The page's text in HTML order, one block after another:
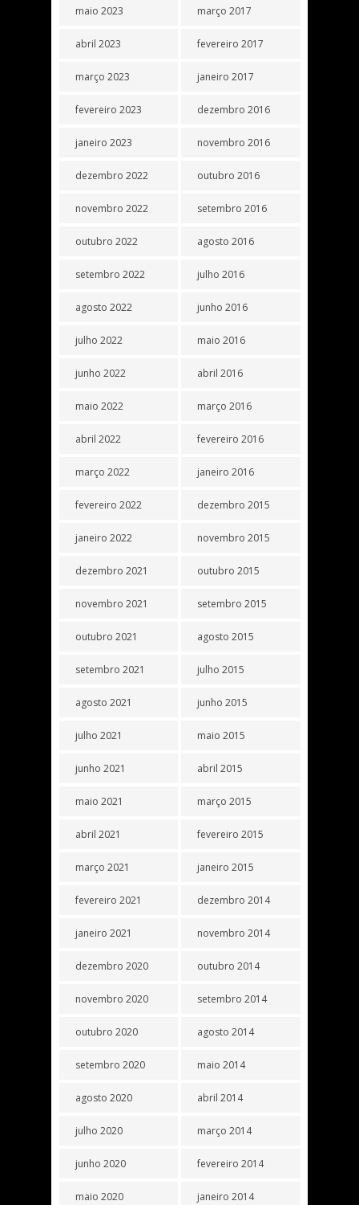
maio 2023
abril 2023
março 2023
fevereiro 2023
janeiro 2023
dezembro 2022
novembro 2022
outubro 2022
setembro 2022
agosto 2022
julho 2022
junho 2022
maio 2022
abril 2022
março 2022
fevereiro 2022
janeiro 2022
dezembro 2021
novembro 2021
outubro 2021
setembro 2021
agosto 2021
julho 2021
junho 2021
maio 2021
abril 2021
março 2021
fevereiro 2021
janeiro 2021
dezembro 2020
novembro 2020
outubro 2020
setembro 2020
agosto 2020
julho 2020
junho 2020
maio 2020
março 2017
fevereiro 2017
janeiro 2017
dezembro 2016
novembro 2016
outubro 2016
setembro 2016
agosto 2016
julho 2016
junho 2016
maio 2016
abril 2016
março 2016
fevereiro 2016
janeiro 2016
dezembro 2015
novembro 2015
outubro 2015
setembro 2015
agosto 2015
julho 2015
junho 2015
maio 2015
abril 2015
março 2015
fevereiro 2015
janeiro 2015
dezembro 2014
novembro 2014
outubro 2014
setembro 2014
agosto 2014
maio 2014
abril 2014
março 2014
fevereiro 2014
janeiro 2014